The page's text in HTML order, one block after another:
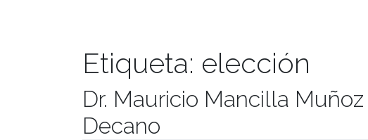
Etiqueta: elección
Dr. Mauricio Mancilla
Decano